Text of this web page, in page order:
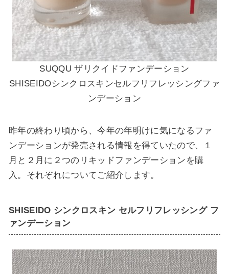
SUQQU ザリクイドファンデーション
SHISEIDOシンクロスキンセルフリフレッシングファ
ンデーション
昨年の終わり頃から、今年の年明けに気になるファ
ンデーションが発売される情報を得ていたので、１
月と２月に２つのリキッドファンデーションを購
入。それぞれについてご紹介します。
SHISEIDO シンクロスキン セルフリフレッシング フ
ァンデーション